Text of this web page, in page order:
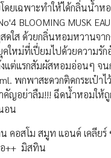
ดยเฉพาะทําให้ได้กลิ่นนํ้า
BLOOMING MUSK
ใส ด้วยกลิ่นหอมหวานจาก
ใหม่ที่เปี่ยมไปด้วยความรั
งแต่แรกสัมผัสหอมอ่อนๆ จ
พกพาสะดวกติดกระเป๋าไ
คัญอย่าลืม!!! ฉีดน้ำหอมให้
อน
คอสโม สมูท แอนด์ เคลียร์
อ++ มิสทิน